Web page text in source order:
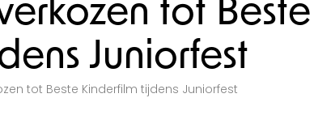
Juniorfest
tot Beste Kinderfilm tijdens Juniorfest